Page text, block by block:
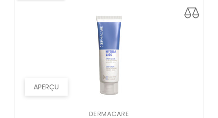
APERÇU
DERMACARE